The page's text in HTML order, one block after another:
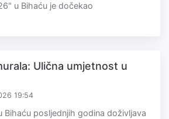
u Bihaću je dočekao
Ulična umjetnost u
19:54
Bihaću posljednjih godina doživljava